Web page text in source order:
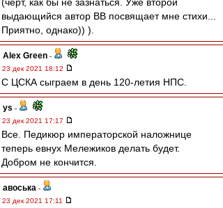
выдающийся автор ВВ посвящает мне стихи...
Приятно, однако)) ).
Alex Green -
23 дек 2021 18:12
С ЦСКА сыграем в день 120-летия НПС.
ys -
23 дек 2021 17:17
Все. Педикюр императорской наложнице
теперь евнух Мележиков делать будет.
Добром не кончится.
авоська -
23 дек 2021 17:11